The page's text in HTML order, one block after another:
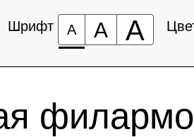
Шрифт А А А